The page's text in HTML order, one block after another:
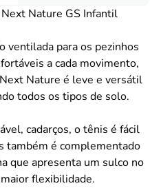
Nature GS Infantil
ventilada para os pezinhos
a cada movimento,
Nature é leve e versátil
todos os tipos de solo.
cadarços, o tênis é fácil
também é complementado
que apresenta um sulco no
flexibilidade.